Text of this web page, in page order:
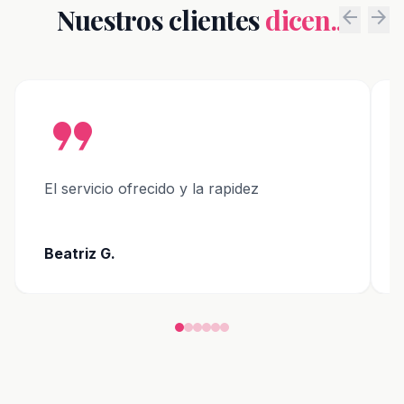
Nuestros clientesdicen...arrow_back arrow_forward
format_quote
El servicio ofrecido y la rapidez
Beatriz G.